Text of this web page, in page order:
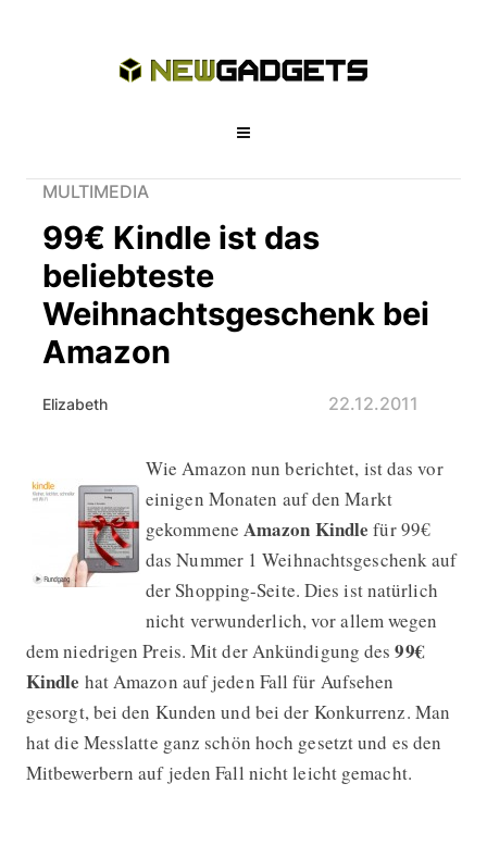
MULTIMEDIA
99€ Kindle ist das
beliebteste
Weihnachtsgeschenk bei
Amazon
Elizabeth 22.12.2011
99€ Kindle ist das beliebteste
Wie Amazon nun berichtet, ist das vor
einigen Monaten auf den Markt
gekommene Amazon Kindle für 99€
das Nummer 1 Weihnachtsgeschenk auf
der Shopping-Seite. Dies ist natürlich
nicht verwunderlich, vor allem wegen
dem niedrigen Preis. Mit der Ankündigung des99€
Kindle hat Amazon auf jeden Fall für Aufsehen
gesorgt, bei den Kunden und bei der Konkurrenz. Man
hat die Messlatte ganz schön hoch gesetzt und es den
Mitbewerbern auf jeden Fall nicht leicht gemacht.